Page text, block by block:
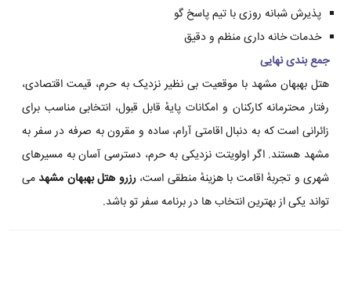
پذیرش شبانه روزی با تیم پاسخ گو
خدمات خانه داری منظم و دقیق
جمع بندی نهایی
هتل بهبهان مشهد با موقعیت بی نظیر نزدیک به حرم، قیمت اقتصادی،
رفتار محترمانه کارکنان و امکانات پایهٔ قابل قبول، انتخابی مناسب برای
زائرانی است که به دنبال اقامتی آرام، ساده و مقرون به صرفه در سفر به
مشهد هستند. اگر اولویتت نزدیکی به حرم، دسترسی آسان به مسیرهای
شهری و تجربهٔ اقامت با هزینهٔ منطقی است،رزرو هتل بهبهان مشهدمی
تواند یکی از بهترین انتخاب ها در برنامه سفر تو باشد.